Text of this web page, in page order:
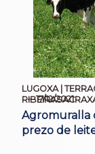
LUGOXA |
17/12/2021
Agromuralla
prezo de